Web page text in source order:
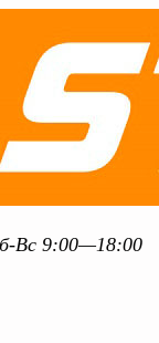
Вс 9:00—18:00